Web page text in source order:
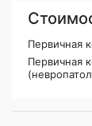
Первичная
Первичная